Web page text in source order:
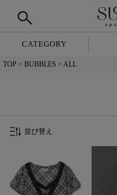
CATEGORY
TOP BUBBLES ALL
並び替え